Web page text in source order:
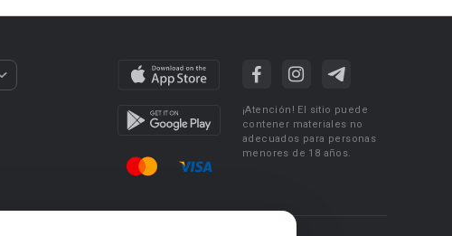
¡Atención! El sitio puede
contener materiales no
adecuados para personas
menores de 18 años.